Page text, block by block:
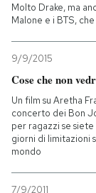
Molto Drake, ma
Malone e i BTS,
9/9/2015
Cose che non
Un film su Aretha
concerto dei Bon
per ragazzi se
giorni di limitazioni
mondo
7/9/2011